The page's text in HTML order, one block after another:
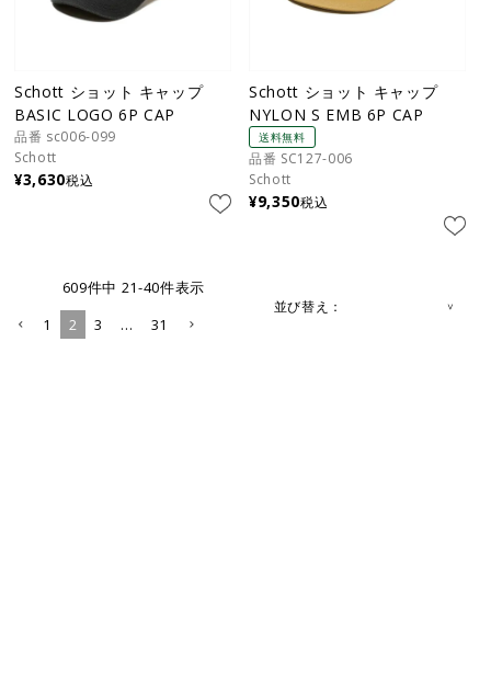
Schott ショット キャップ
BASIC LOGO 6P CAP
品番 sc006-099
Schott
¥3,630税込
Schott ショット キャップ
NYLON S EMB 6P CAP
送料無料
品番 SC127-006
Schott
¥9,350税込
並び替え
609件中 21-40件表示
1
2 3 … 31